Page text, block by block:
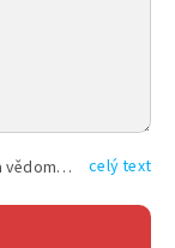
Vyplněním shora uvedených údajů beru na vědomí, že společnost TEXT FACTORY s.r.o., sídlem Brno, Durďákova 336/29, Černá Pole, PSČ: 613 00, IČ: 06157831, zapsané u Krajského soudu v Brně, oddíl C, vložka 100399, bude zpracovávat mé osobní údaje uvedené v rámci mnou vyplněného registračního formuláře na základě oprávněných zájmů TEXT FACTORY s.r.o. dle čl. 6 odst. 1 písm. f) GDPR a pro splnění právních povinností (čl. 6 odst. 1 písm. c) GDPR), a to pro tyto účely: nezbytnost zajistit oprávnění návštěvníka webových stránek provozovaných společností TEXT FACTORY s.r.o. přispívat aktivně ke zveřejněným článkům nebo v rámci diskusních fór a výkon práv TEXT FACTORY s.r.o. jako administrátora těchto diskusních fór. Více informací o zpracování osobních údajů a právech lze nalézt v celý text